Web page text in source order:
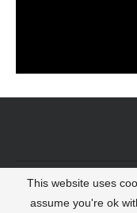
© 2022 -
This website uses
assume you're ok